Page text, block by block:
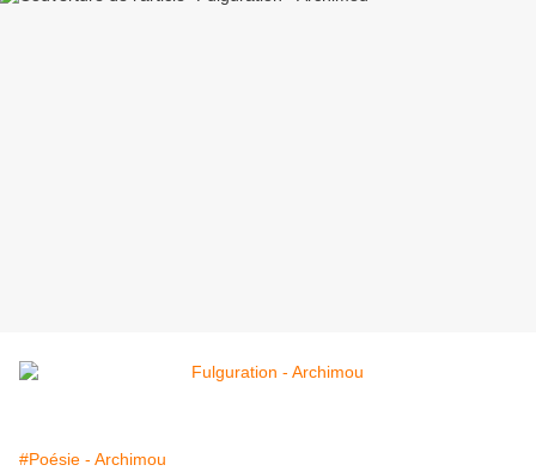
#Poésie - Archimou